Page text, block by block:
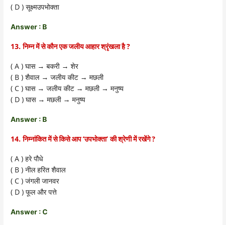
( D )सूक्ष्मउपभोक्ता
Answer : B
13.निम्न में से कौन एक जलीय आहार श्रृंखला है?
( A )घास →बकरी →शेर
( B )शैवाल →जलीय कीट →मछली
( C )घास →जलीय कीट →मछली →मनुष्य
( D )घास →मछली →मनुष्य
Answer : B
14.निम्नांकित में से किसे आप‘उपभोक्ता’की श्रेणी में रखेंगे?
( A )हरे पौधे
( B )नील हरित शैवाल
( C )जंगली जानवर
( D )फूल और पत्ते
Answer : C